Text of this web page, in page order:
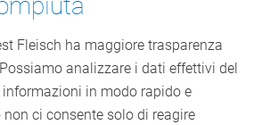
Fleisch ha maggiore trasparenza
analizzare i dati effettivi del
informazioni in modo rapido e
ci consente solo di reagire